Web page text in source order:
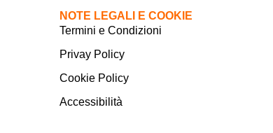
NOTE LEGALI E COOKIE
Termini e Condizioni
Privay Policy
Cookie Policy
Accessibilità